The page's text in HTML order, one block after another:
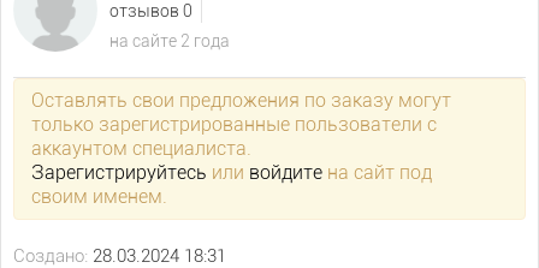
отзывов 0
на сайте 2 года
Оставлять свои предложения по заказу могут
только зарегистрированные пользователи с
аккаунтом специалиста.
Зарегистрируйтесь или войдите на сайт под
своим именем.
Создано: 28.03.2024 18:31